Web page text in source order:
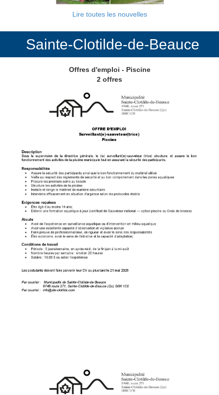
Lire toutes les nouvelles
Sainte-Clotilde-de-Beauce
Offres d'emploi - Piscine
2 offres